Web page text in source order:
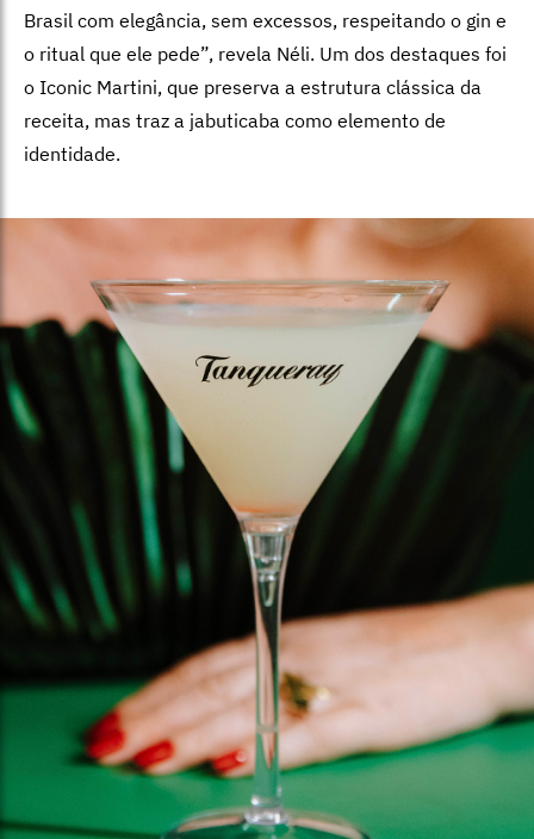
Brasil com elegância, sem excessos, respeitando o gin e
o ritual que ele pede”, revela Néli. Um dos destaques foi
o Iconic Martini, que preserva a estrutura clássica da
receita, mas traz a jabuticaba como elemento de
identidade.